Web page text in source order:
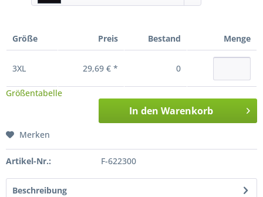
Größe Preis Bestand Menge
3XL 29,69 € * 0
Größentabelle
In den Warenkorb
Merken
Artikel-Nr.: F-622300
Beschreibung